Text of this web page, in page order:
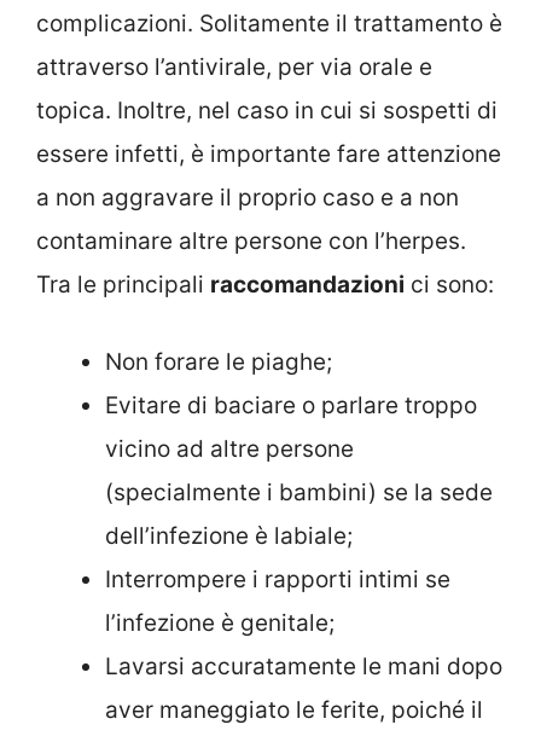
complicazioni. Solitamente il trattamento è
attraverso l’antivirale, per via orale e
topica. Inoltre, nel caso in cui si sospetti di
essere infetti, è importante fare attenzione
a non aggravare il proprio caso e a non
contaminare altre persone con l’herpes.
Tra le principali raccomandazioni ci sono:
Non forare le piaghe;
Evitare di baciare o parlare troppo
vicino ad altre persone
(specialmente i bambini) se la sede
dell’infezione è labiale;
Interrompere i rapporti intimi se
l’infezione è genitale;
Lavarsi accuratamente le mani dopo
aver maneggiato le ferite, poiché il